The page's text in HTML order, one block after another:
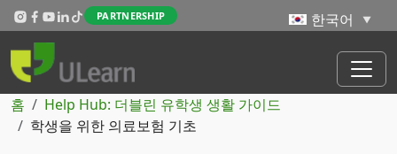
주요 콘텐츠로 건너뛰기
PARTNERSHIP
이동 경로
홈
Help Hub: 더블린 유학생 생활 가이드
학생을 위한 의료보험 기초